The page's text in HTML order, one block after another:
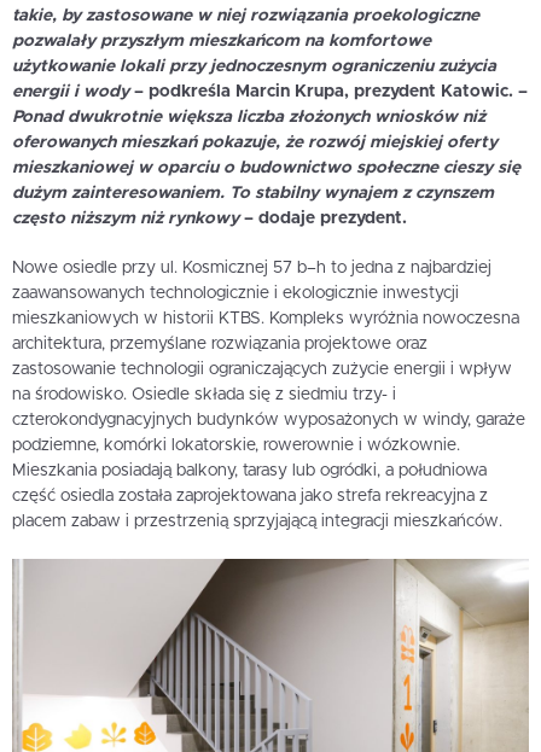
takie, by zastosowane w niej rozwiązania proekologiczne
pozwalały przyszłym mieszkańcom na komfortowe
użytkowanie lokali przy jednoczesnym ograniczeniu zużycia
energii i wody– podkreśla Marcin Krupa, prezydent Katowic. –
Ponad dwukrotnie większa liczba złożonych wniosków niż
oferowanych mieszkań pokazuje, że rozwój miejskiej oferty
mieszkaniowej w oparciu o budownictwo społeczne cieszy się
dużym zainteresowaniem. To stabilny wynajem z czynszem
często niższym niż rynkowy– dodaje prezydent.
Nowe osiedle przy ul. Kosmicznej 57 b–h to jedna z najbardziej
zaawansowanych technologicznie i ekologicznie inwestycji
mieszkaniowych w historii KTBS. Kompleks wyróżnia nowoczesna
architektura, przemyślane rozwiązania projektowe oraz
zastosowanie technologii ograniczających zużycie energii i wpływ
na środowisko. Osiedle składa się z siedmiu trzy- i
czterokondygnacyjnych budynków wyposażonych w windy, garaże
podziemne, komórki lokatorskie, rowerownie i wózkownie.
Mieszkania posiadają balkony, tarasy lub ogródki, a południowa
część osiedla została zaprojektowana jako strefa rekreacyjna z
placem zabaw i przestrzenią sprzyjającą integracji mieszkańców.